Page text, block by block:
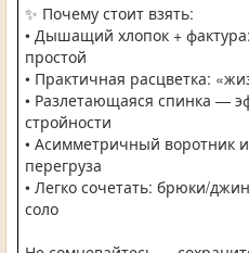
✨ Почему стоит взять:
• Дышащий хлопок +
простой
• Практичная расцветка:
• Разлетающаяся спинка —
стройности
• Асимметричный воротник
перегруза
• Легко сочетать: брюки/
соло